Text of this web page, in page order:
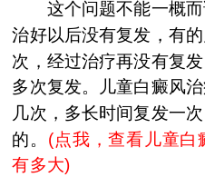
这个问题不能一概而
治好以后没有复发，有
次，经过治疗再没有复
多次复发。儿童白癜风
几次，多长时间复发一
的。 (点我，查看儿童白
有多大)